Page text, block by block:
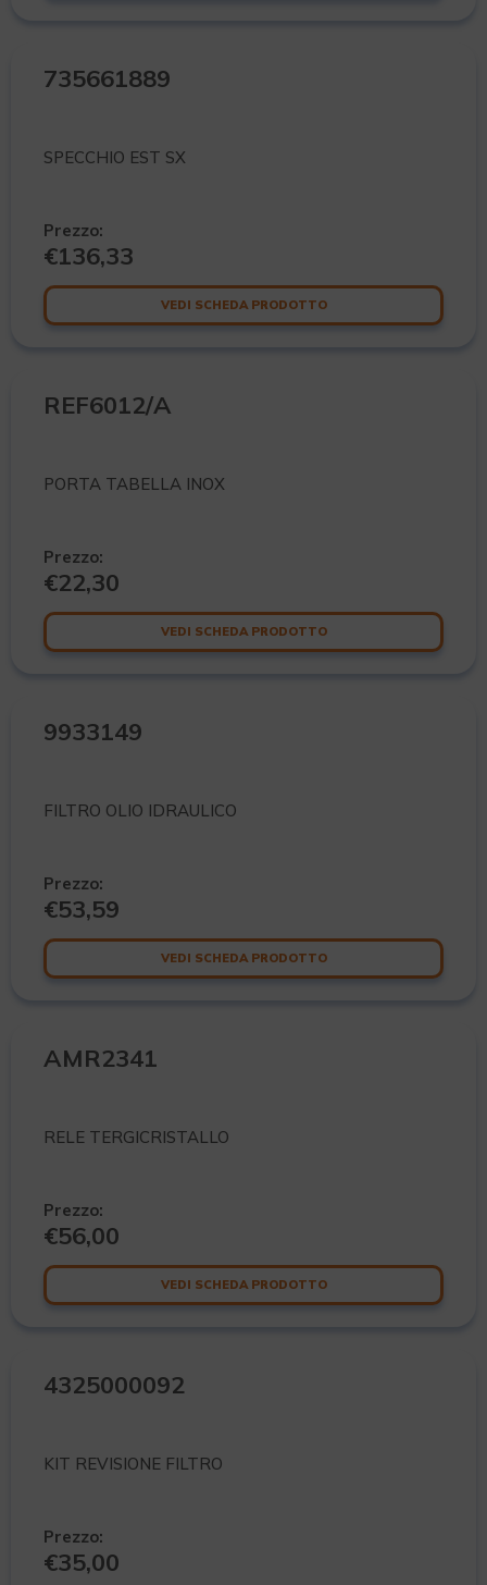
735661889
SPECCHIO EST SX
Prezzo:
€136,33
VEDI SCHEDA PRODOTTO
REF6012/A
PORTA TABELLA INOX
Prezzo:
€22,30
VEDI SCHEDA PRODOTTO
9933149
FILTRO OLIO IDRAULICO
Prezzo:
€53,59
VEDI SCHEDA PRODOTTO
AMR2341
RELE TERGICRISTALLO
Prezzo:
€56,00
VEDI SCHEDA PRODOTTO
4325000092
KIT REVISIONE FILTRO
Prezzo:
€35,00